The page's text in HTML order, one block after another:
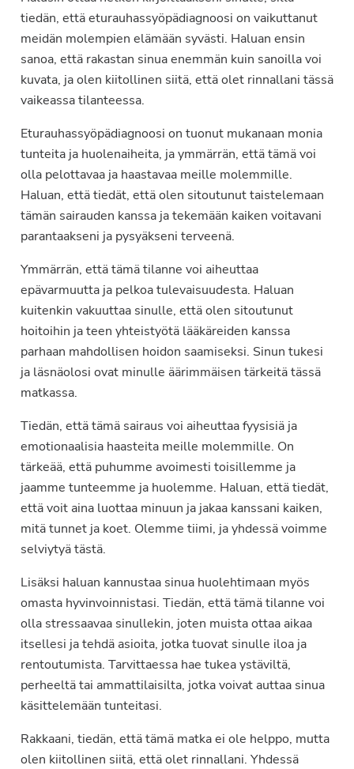
tiedän, että eturauhassyöpädiagnoosi on vaikuttanut
meidän molempien elämään syvästi. Haluan ensin
sanoa, että rakastan sinua enemmän kuin sanoilla voi
kuvata, ja olen kiitollinen siitä, että olet rinnallani tässä
vaikeassa tilanteessa.
Eturauhassyöpädiagnoosi on tuonut mukanaan monia
tunteita ja huolenaiheita, ja ymmärrän, että tämä voi
olla pelottavaa ja haastavaa meille molemmille.
Haluan, että tiedät, että olen sitoutunut taistelemaan
tämän sairauden kanssa ja tekemään kaiken voitavani
parantaakseni ja pysyäkseni terveenä.
Ymmärrän, että tämä tilanne voi aiheuttaa
epävarmuutta ja pelkoa tulevaisuudesta. Haluan
kuitenkin vakuuttaa sinulle, että olen sitoutunut
hoitoihin ja teen yhteistyötä lääkäreiden kanssa
parhaan mahdollisen hoidon saamiseksi. Sinun tukesi
ja läsnäolosi ovat minulle äärimmäisen tärkeitä tässä
matkassa.
Tiedän, että tämä sairaus voi aiheuttaa fyysisiä ja
emotionaalisia haasteita meille molemmille. On
tärkeää, että puhumme avoimesti toisillemme ja
jaamme tunteemme ja huolemme. Haluan, että tiedät,
että voit aina luottaa minuun ja jakaa kanssani kaiken,
mitä tunnet ja koet. Olemme tiimi, ja yhdessä voimme
selviytyä tästä.
Lisäksi haluan kannustaa sinua huolehtimaan myös
omasta hyvinvoinnistasi. Tiedän, että tämä tilanne voi
olla stressaavaa sinullekin, joten muista ottaa aikaa
itsellesi ja tehdä asioita, jotka tuovat sinulle iloa ja
rentoutumista. Tarvittaessa hae tukea ystäviltä,
perheeltä tai ammattilaisilta, jotka voivat auttaa sinua
käsittelemään tunteitasi.
Rakkaani, tiedän, että tämä matka ei ole helppo, mutta
olen kiitollinen siitä, että olet rinnallani. Yhdessä